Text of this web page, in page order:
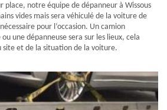
place, notre équipe de dépanneur à Wissous
vides mais sera véhiculé de la voiture de
pour l’occasion. Un camion
une dépanneuse sera sur les lieux, cela
site et de la situation de la voiture.